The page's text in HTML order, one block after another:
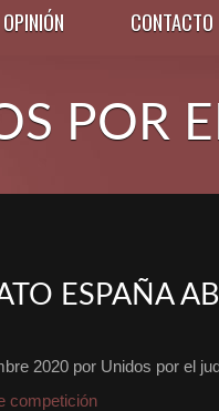
OPINIÓN CONTACTO
POR
ESPAÑA
2020 por Unidos por el
competición